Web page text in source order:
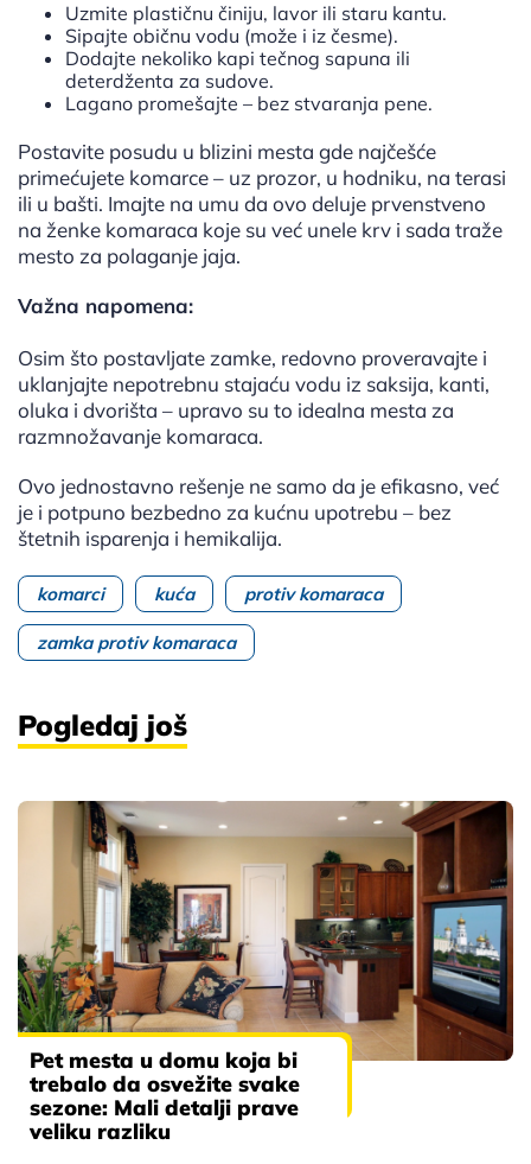
Uzmite plastičnu činiju, lavor ili staru kantu.
Sipajte običnu vodu (može i iz česme).
Dodajte nekoliko kapi tečnog sapuna ili
deterdženta za sudove.
Lagano promešajte – bez stvaranja pene.
Postavite posudu u blizini mesta gde najčešće
primećujete komarce – uz prozor, u hodniku, na terasi
ili u bašti. Imajte na umu da ovo deluje prvenstveno
na ženke komaraca koje su već unele krv i sada traže
mesto za polaganje jaja.
Važna napomena:
Osim što postavljate zamke, redovno proveravajte i
uklanjajte nepotrebnu stajaću vodu iz saksija, kanti,
oluka i dvorišta – upravo su to idealna mesta za
razmnožavanje komaraca.
Ovo jednostavno rešenje ne samo da je efikasno, već
je i potpuno bezbedno za kućnu upotrebu – bez
štetnih isparenja i hemikalija.
komarci kuća protiv komaraca
zamka protiv komaraca
Pogledaj još
Pet mesta u domu koja bi
trebalo da osvežite svake
sezone: Mali detalji prave
veliku razliku